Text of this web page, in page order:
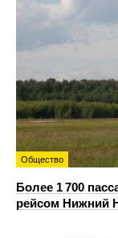
Общество
Более 1 700
рейсом Нижний